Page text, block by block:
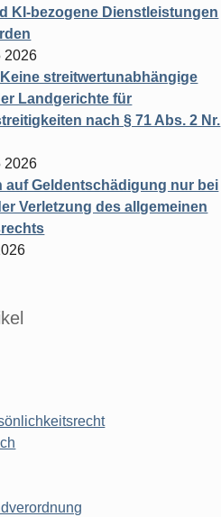
KI-bezogene Dienstleistungen
2026
streitwertunabhängige
Landgerichte für
nach § 71 Abs. 2 Nr.
2026
auf Geldentschädigung nur bei
Verletzung des allgemeinen